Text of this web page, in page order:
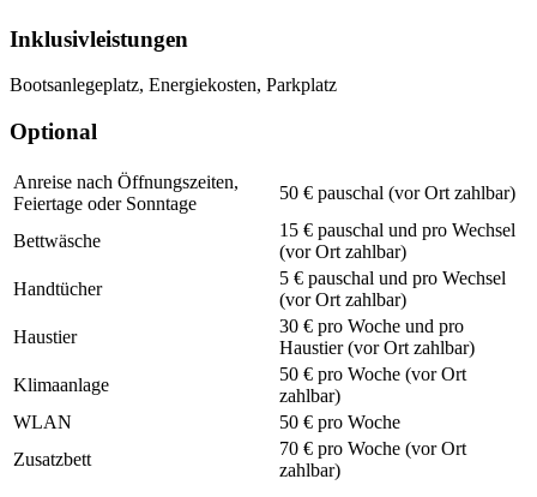
Inklusivleistungen
Bootsanlegeplatz, Energiekosten, Parkplatz
Optional
Anreise nach Öffnungszeiten,
Feiertage oder Sonntage
50 € pauschal (vor Ort zahlbar)
Bettwäsche
15 € pauschal und pro Wechsel
(vor Ort zahlbar)
Handtücher
5 € pauschal und pro Wechsel
(vor Ort zahlbar)
Haustier
30 € pro Woche und pro
Haustier (vor Ort zahlbar)
Klimaanlage
50 € pro Woche (vor Ort
zahlbar)
WLAN
50 € pro Woche
Zusatzbett
70 € pro Woche (vor Ort
zahlbar)